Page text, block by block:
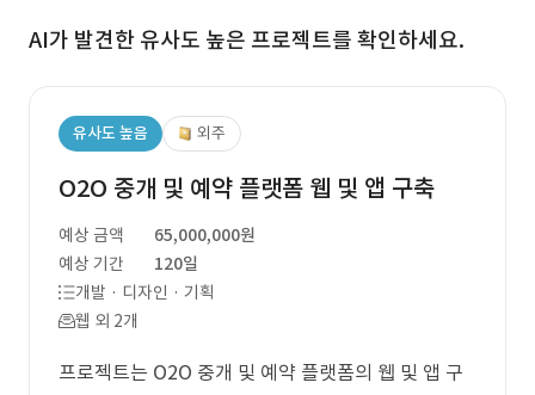
AI가 발견한 유사도 높은 프로젝트를 확인하세요.
유사도 높음 외주
O2O 중개 및 예약 플랫폼 웹 및 앱 구축
예상 금액
65,000,000원
예상 기간
120일
개발 · 디자인 · 기획
웹 외 2개
프로젝트는 O2O 중개 및 예약 플랫폼의 웹 및 앱 구